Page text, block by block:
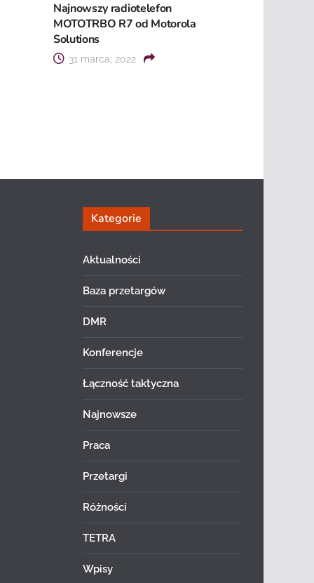
Najnowszy radiotelefon
MOTOTRBO R7 od Motorola
Solutions
31 marca, 2022
Kategorie
Aktualności
Baza przetargów
DMR
Konferencje
Łączność taktyczna
Najnowsze
Praca
Przetargi
Różności
TETRA
Wpisy